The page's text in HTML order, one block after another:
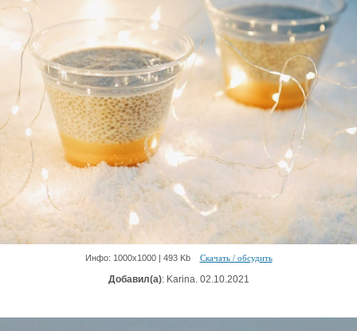
Инфо: 1000х1000 | 493 Kb Скачать / обсудить
Добавил(а): Karina. 02.10.2021